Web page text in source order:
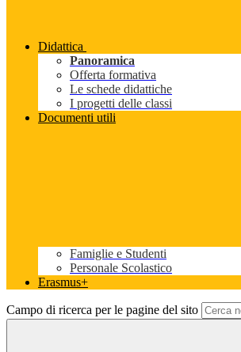
Didattica
Panoramica
Offerta formativa
Le schede didattiche
I progetti delle classi
Documenti utili
Famiglie e Studenti
Personale Scolastico
Erasmus+
Campo di ricerca per le pagine del sito